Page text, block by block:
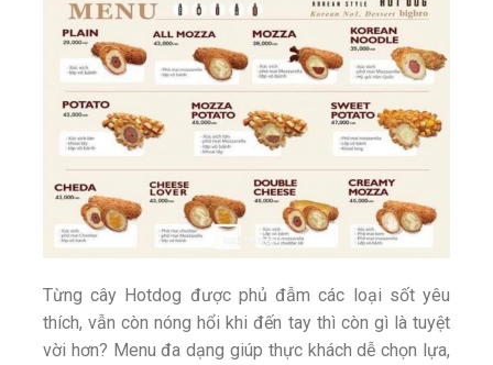
Từng cây Hotdog được phủ đẫm các loại sốt yêu
thích, vẫn còn nóng hổi khi đến tay thì còn gì là tuyệt
vời hơn? Menu đa dạng giúp thực khách dễ chọn lựa,